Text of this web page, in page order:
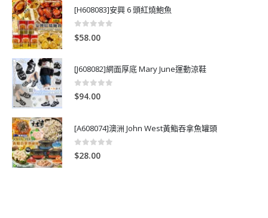
[H608083]安興 6 頭紅燒鮑魚
0
$58.00
[J608082]網面厚底 Mary June運動涼鞋
0 out of 5
$94.00
[A608074]澳洲 John West黃鮨吞拿魚罐頭
0 out of 5
$28.00